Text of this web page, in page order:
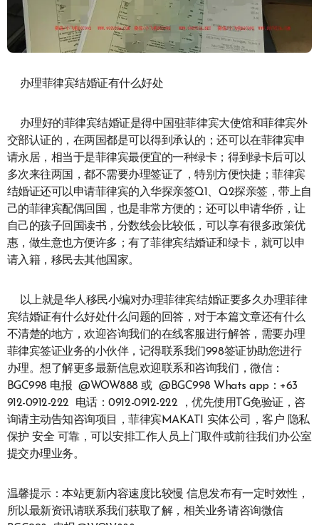
办理菲律宾结婚证有什么好处
办理好的菲律宾结婚证是得中国驻菲律宾大使馆和菲律宾外
交部认证的，在两国都是可以得到承认的；还可以在菲律宾申
请永居，相当于是菲律宾最便宜的一种绿卡；得到绿卡后可以
多次来往两国，都不需要办理签证了，特别方便快捷；菲律宾
结婚证还可以申请菲律宾的入华探亲签Q1、Q2探亲签，带上自
己的菲律宾配偶回国，也是非常方便的；还可以申请华侨，让
自己的孩子回国读书，分数线会比较低，可以享有很多政策优
惠，做生意也方便许多；有了菲律宾结婚证和绿卡，就可以申
请入籍，移民去其他国家。
以上就是华人移民小编对办理菲律宾结婚证要多久办理菲律
宾结婚证有什么好处什么问题的回答，对于本篇文章还有什么
不清楚的地方，欢迎咨询我们的在线客服进行解答，需要办理
菲律宾签证业务的小伙伴，记得联系我们998签证协助您进行
办理。想了解更多最新信息欢迎联系和咨询我们，微信：
BGC998 电报 @WOW888 或 @BGC998 Whats app：+63
912-0912-222 电话：0912-0912-222 ，优先使用TG免验证，咨
询请主动告知咨询项目，菲律宾MAKATI 实体公司，客户 隐私
保护 安全 可靠，可以安排工作人员上门取件或前往我们办公室
提交办理业务。
温馨提示：本站更新内容速度比较慢 信息发布有一定时效性，
所以最新资讯请联系我们获取了解，相关业务请咨询微信